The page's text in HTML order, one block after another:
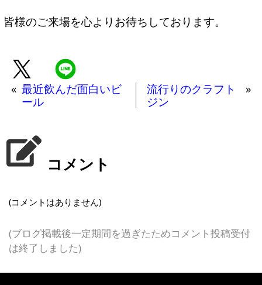
皆様のご来場を心よりお待ちしております。
« 最近飲んだ面白いビ
ール
流行りのクラフト
ジン
»
コメント
(コメントはありません)
(ブログ掲載後一定期間を過ぎたためコメント投稿受付
は終了しました)